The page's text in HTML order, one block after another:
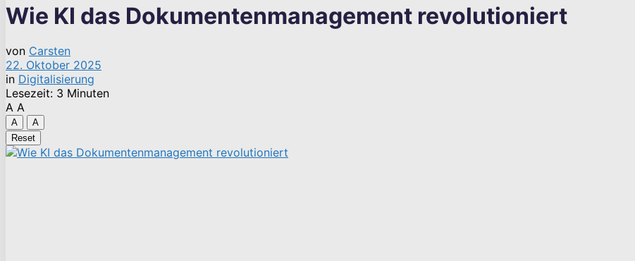
Wie KI das Dokumentenmanagement revolutioniert
von Carsten
22. Oktober 2025
in Digitalisierung
Lesezeit: 3 Minuten
A A
A
A
Reset